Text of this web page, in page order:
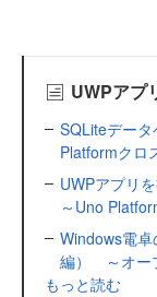
UWPアプ
SQLiteデー
Platformクロ
UWPアプリ
～Uno
Windows電
編） ～オー
もっと読む